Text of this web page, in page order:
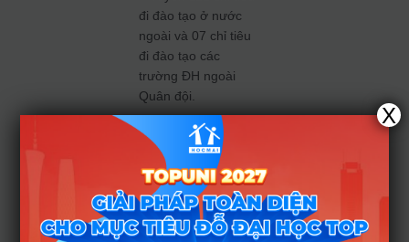
đi đào tạo ở nước
ngoài và 07 chỉ tiêu
đi đào tạo các
trường ĐH ngoài
Quân đội.
2. Chỉ
tiêu
tuyển
sinh
X